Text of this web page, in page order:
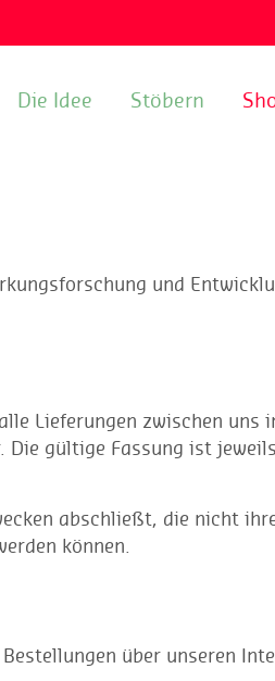
Die Idee Stöbern
und
Lieferungen zwischen uns
Die gültige Fassung ist
abschließt, die nicht
können.
über unseren